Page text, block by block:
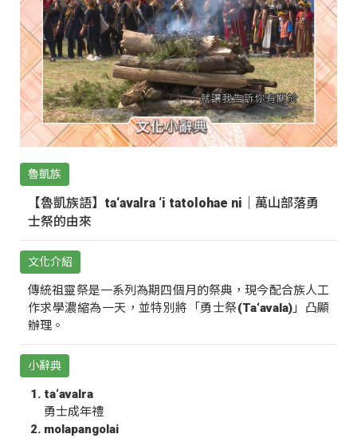
魯凱族
【魯凱族語】ta‘avalra ‘i tatolohae ni｜萬山部落勇
士祭的由來
文化介紹
傳統祖靈祭是一系列為期四個月的祭典，現今配合族人工
作求學濃縮為一天，並特別將「勇士祭(Ta‘avala)」凸顯
辦理。
小辭典
ta‘avalra
勇士成年禮
molapangolai